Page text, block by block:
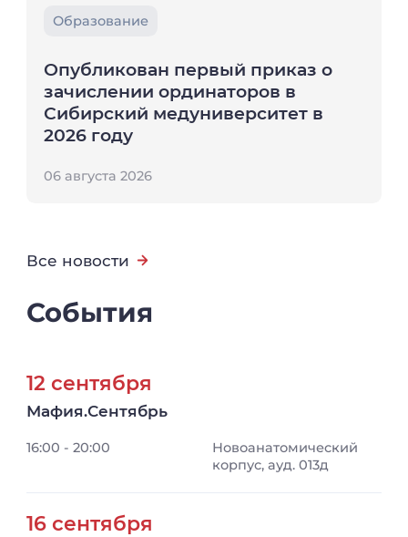
Образование
Опубликован первый приказ о
зачислении ординаторов в
Сибирский медуниверситет в
2026 году
06 августа 2026
Все новости
События
12 сентября
Мафия.Сентябрь
16:00 - 20:00
Новоанатомический
корпус, ауд. 013д
16 сентября